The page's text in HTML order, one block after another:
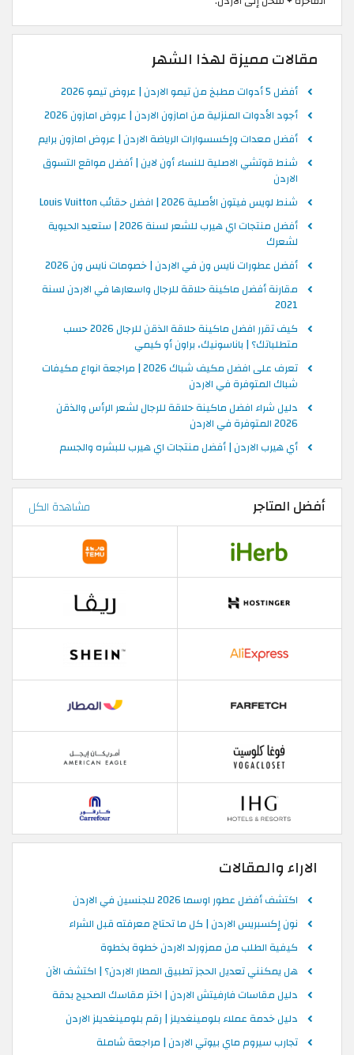
مقالات مميزة لهذا الشهر
أفضل 5 أدوات مطبخ من تيمو الاردن | عروض تيمو 2026
أجود الأدوات المنزلية من امازون الاردن | عروض امازون 2026
أفضل معدات وإكسسوارات الرياضة الاردن | عروض امازون برايم
شنط قوتشي الاصلية للنساء أون لاين | أفضل مواقع التسوق
الاردن
شنط لويس فيتون الأصلية 2026 | افضل حقائب Louis Vuitton
أفضل منتجات اي هيرب للشعر لسنة 2026 | ستعيد الحيوية
لشعرك
أفضل عطورات نايس ون في الاردن | خصومات نايس ون 2026
مقارنة أفضل ماكينة حلاقة للرجال واسعارها في الاردن لسنة
2021
كيف تقرر افضل ماكينة حلاقة الذقن للرجال 2026 حسب
متطلباتك؟ | باناسونيك، براون أو كيمي
تعرف على افضل مكيف شباك 2026 | مراجعة انواع مكيفات
شباك المتوفرة في الاردن
دليل شراء افضل ماكينة حلاقة للرجال لشعر الرأس والذقن
2026 المتوفرة في الاردن
أي هيرب الاردن | أفضل منتجات اي هيرب للبشره والجسم
أفضل المتاجر مشاهدة الكل
الاراء والمقالات
اكتشف أفضل عطور اوسما 2026 للجنسين في الاردن
نون إكسبريس الاردن | كل ما تحتاج معرفته قبل الشراء
كيفية الطلب من ممزورلد الاردن خطوة بخطوة
هل يمكنني تعديل الحجز تطبيق المطار الاردن؟ | اكتشف الآن
دليل مقاسات فارفيتش الاردن | اختر مقاسك الصحيح بدقة
دليل خدمة عملاء بلومينغديلز | رقم بلومينغديلز الاردن
تجارب سيروم ماي بيوتي الاردن | مراجعة شاملة